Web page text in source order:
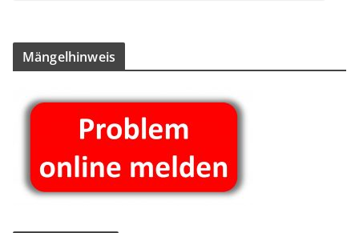
Män­gel­hin­weis